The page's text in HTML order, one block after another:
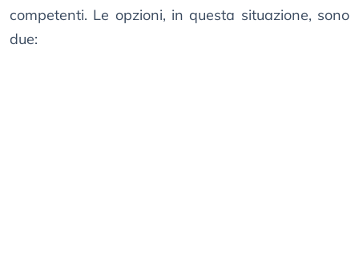
competenti. Le opzioni, in questa situazione, sono
due: